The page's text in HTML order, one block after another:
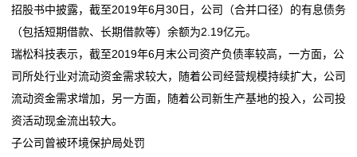
招股书中披露，截至2019年6月30日，公司（合并口径）的有息债务
（包括短期借款、长期借款等）余额为2.19亿元。
瑞松科技表示，截至2019年6月末公司资产负债率较高，一方面，公
司所处行业对流动资金需求较大，随着公司经营规模持续扩大，公司
流动资金需求增加，另一方面，随着公司新生产基地的投入，公司投
资活动现金流出较大。
子公司曾被环境保护局处罚